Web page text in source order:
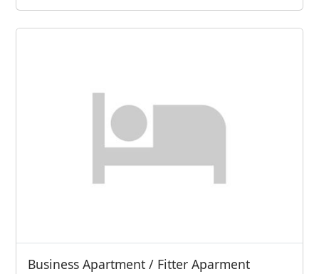
Business Apartment / Fitter Aparment